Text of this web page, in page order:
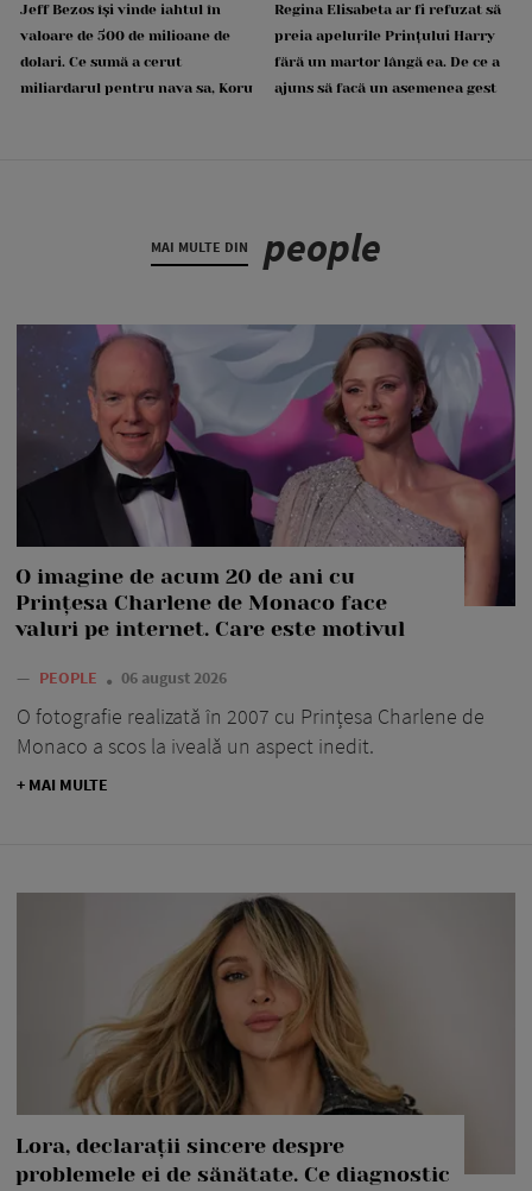
Jeff Bezos își vinde iahtul în
valoare de 500 de milioane de
dolari. Ce sumă a cerut
miliardarul pentru nava sa, Koru
Regina Elisabeta ar fi refuzat să
preia apelurile Prințului Harry
fără un martor lângă ea. De ce a
ajuns să facă un asemenea gest
MAI MULTE DIN people
O imagine de acum 20 de ani cu
Prințesa Charlene de Monaco face
valuri pe internet. Care este motivul
— PEOPLE 06 august 2026
O fotografie realizată în 2007 cu Prințesa Charlene de
Monaco a scos la iveală un aspect inedit.
+ MAI MULTE
Lora, declarații sincere despre
problemele ei de sănătate. Ce diagnostic